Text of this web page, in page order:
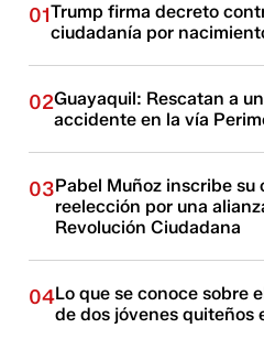
01Trump firma decreto
ciudadanía por
02Guayaquil: Rescatan a
accidente en la vía
03Pabel Muñoz inscribe su
reelección por una
Revolución Ciudadana
04Lo que se conoce sobre
de dos jóvenes quiteños